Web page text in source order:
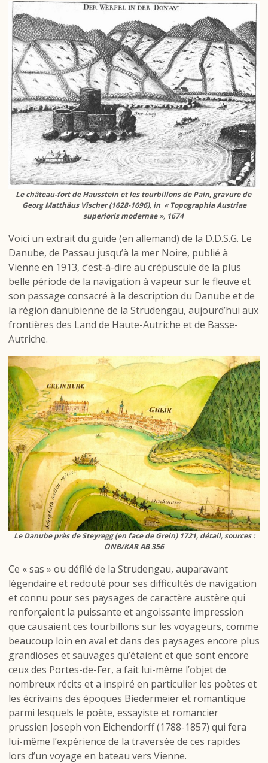
Le château-fort de Hausstein et les tourbillons de Pain, gravure de
Georg Matthäus Vischer (1628-1696), in « Topographia Austriae
superioris modernae », 1674
Voici un extrait du guide (en allemand) de la D.D.S.G. Le
Danube, de Passau jusqu’à la mer Noire, publié à
Vienne en 1913, c’est-à-dire au crépuscule de la plus
belle période de la navigation à vapeur sur le fleuve et
son passage consacré à la description du Danube et de
la région danubienne de la Strudengau, aujourd’hui aux
frontières des Land de Haute-Autriche et de Basse-
Autriche.
Le Danube près de Steyregg (en face de Grein) 1721, détail, sources :
ÖNB/KAR AB 356
Ce « sas » ou défilé de la Strudengau, auparavant
légendaire et redouté pour ses difficultés de navigation
et connu pour ses paysages de caractère austère qui
renforçaient la puissante et angoissante impression
que causaient ces tourbillons sur les voyageurs, comme
beaucoup loin en aval et dans des paysages encore plus
grandioses et sauvages qu’étaient et que sont encore
ceux des Portes-de-Fer, a fait lui-même l’objet de
nombreux récits et a inspiré en particulier les poètes et
les écrivains des époques Biedermeier et romantique
parmi lesquels le poète, essayiste et romancier
prussien Joseph von Eichendorff (1788-1857) qui fera
lui-même l’expérience de la traversée de ces rapides
lors d’un voyage en bateau vers Vienne.